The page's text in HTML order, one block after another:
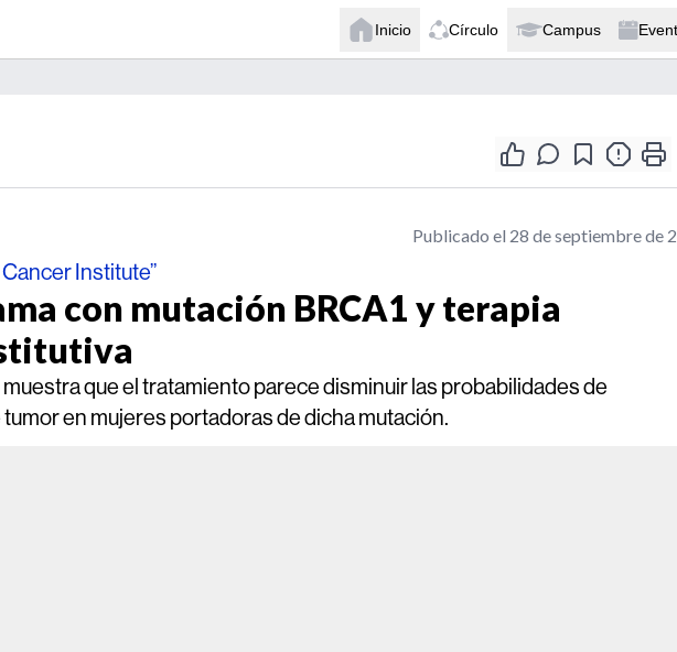
Inicio Círculo Campus
Publicado el 28 de septiembre de
Institute”
con mutación BRCA1 y terapia
que el tratamiento parece disminuir las probabilidades de
en mujeres portadoras de dicha mutación.